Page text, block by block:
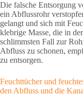
Die falsche Entsorgung
ein Abflussrohr
gelangt und sich mit
klebrige Masse, die in
schlimmsten Fall zur
Abfluss zu schonen,
zu entsorgen.
Feuchttücher und
den Abfluss und die